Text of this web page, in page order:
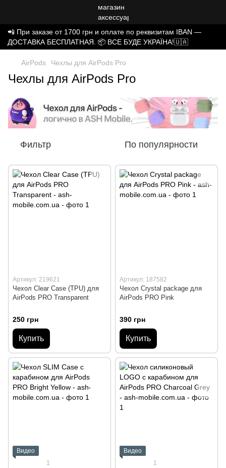
📲 При заказе от 1700 грн и оплате по реквизитам IBAN —
ДОСТАВКА БЕСПЛАТНАЯ. 📦 ВСЕ БУДЕ УКРАЇНА!🇺🇦
AirPods Чехлы для AirPods Pro
Чехлы для AirPods Pro
Фильтр По популярности
Артикул: 219621
Чехол Clear Case (TPU) для
AirPods PRO Transparent
250 грн
Купить
Артикул: 187582
Чехол Crystal package для
AirPods PRO Pink
390 грн
Купить
Видео
1
Видео
1